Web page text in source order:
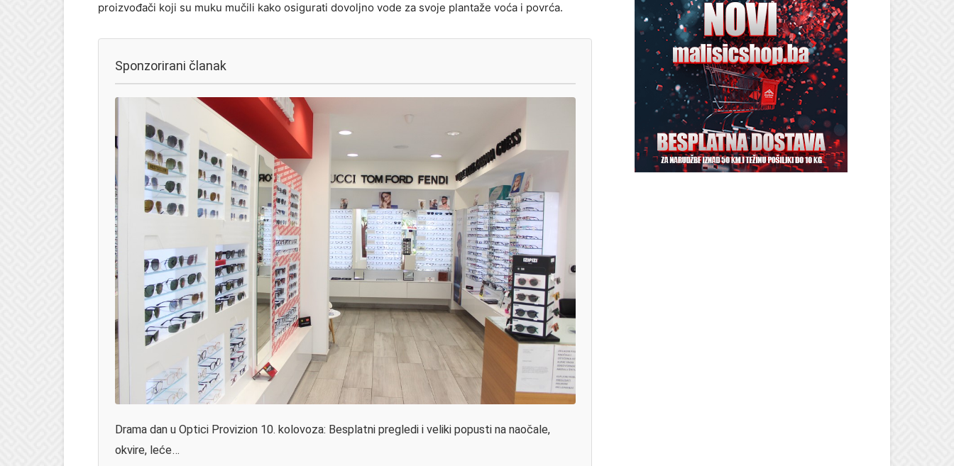
proizvođači koji su muku mučili kako osigurati dovoljno vode za svoje plantaže voća i povrća.
Sponzorirani članak
Drama dan u Optici Provizion 10. kolovoza: Besplatni pregledi i veliki popusti na naočale,
okvire, leće…